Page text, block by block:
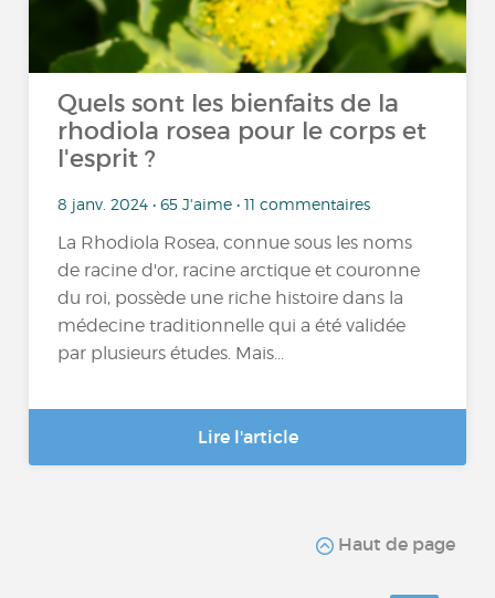
Quels sont les bienfaits de la
rhodiola rosea pour le corps et
l'esprit ?
8 janv. 2024 • 65 J'aime • 11 commentaires
La Rhodiola Rosea, connue sous les noms
de racine d'or, racine arctique et couronne
du roi, possède une riche histoire dans la
médecine traditionnelle qui a été validée
par plusieurs études. Mais...
Lire l'article
Haut de page